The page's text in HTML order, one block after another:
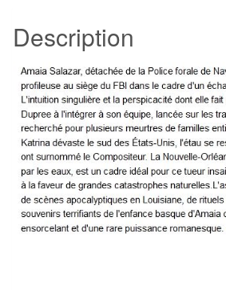
Description